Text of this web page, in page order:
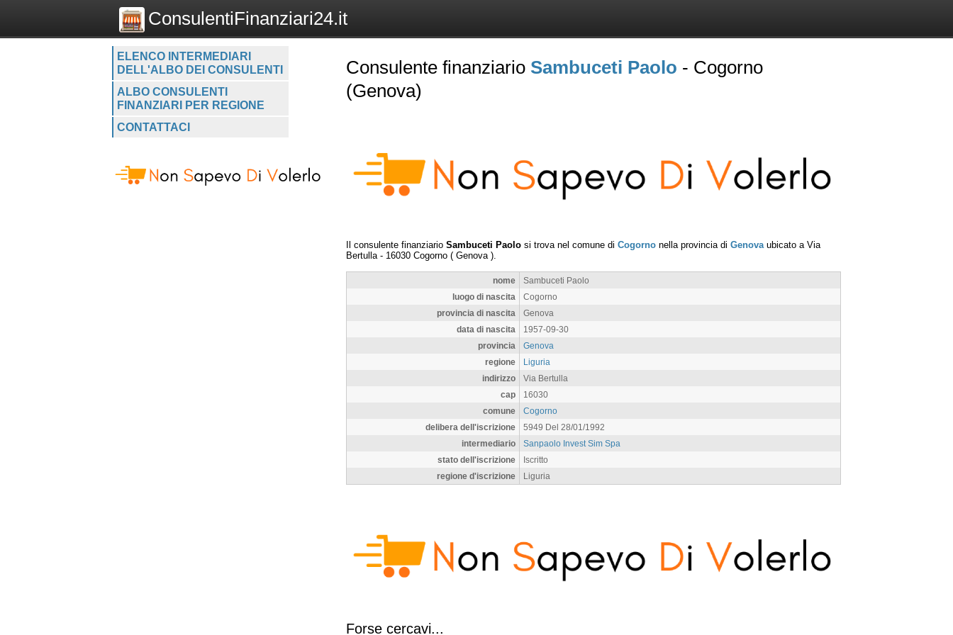
ConsulentiFinanziari24.it
ELENCO INTERMEDIARI
DELL'ALBO DEI CONSULENTI
ALBO CONSULENTI
FINANZIARI PER REGIONE
CONTATTACI
Consulente finanziario Sambuceti Paolo - Cogorno
(Genova)
Il consulente finanziario Sambuceti Paolo si trova nel comune di Cogorno nella provincia di Genova ubicato a Via
Bertulla - 16030 Cogorno ( Genova ).
nome
Sambuceti Paolo
luogo di nascita
Cogorno
provincia di nascita
Genova
data di nascita
1957-09-30
provincia
Genova
regione
Liguria
indirizzo
Via Bertulla
cap
16030
comune
Cogorno
delibera dell'iscrizione
5949 Del 28/01/1992
intermediario
Sanpaolo Invest Sim Spa
stato dell'iscrizione
Iscritto
regione d'iscrizione
Liguria
Forse cercavi...